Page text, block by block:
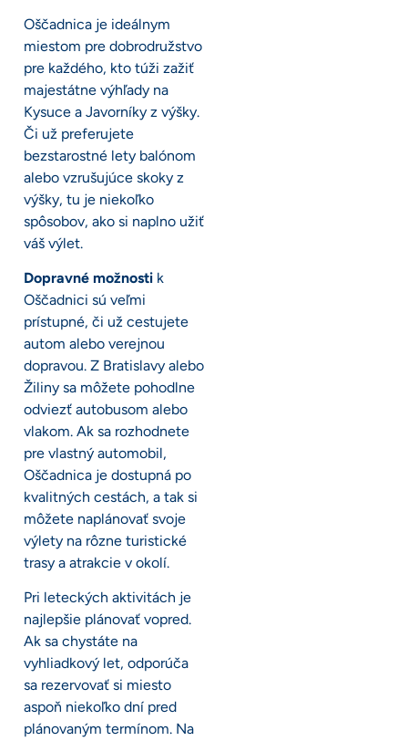
Oščadnica je ideálnym
miestom pre dobrodružstvo
pre každého, kto túži zažiť
majestátne výhľady na
Kysuce a Javorníky z výšky.
Či už preferujete
bezstarostné lety balónom
alebo vzrušujúce skoky z
výšky, tu je niekoľko
spôsobov, ako si naplno užiť
váš výlet.
Dopravné možnosti k
Oščadnici sú veľmi
prístupné, či už cestujete
autom alebo verejnou
dopravou. Z Bratislavy alebo
Žiliny sa môžete pohodlne
odviezť autobusom alebo
vlakom. Ak sa rozhodnete
pre vlastný automobil,
Oščadnica je dostupná po
kvalitných cestách, a tak si
môžete naplánovať svoje
výlety na rôzne turistické
trasy a atrakcie v okolí.
Pri leteckých aktivitách je
najlepšie plánovať vopred.
Ak sa chystáte na
vyhliadkový let, odporúča
sa rezervovať si miesto
aspoň niekoľko dní pred
plánovaným termínom. Na